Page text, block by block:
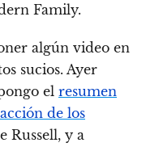
Family.
algún video en
sucios. Ayer
el resumen
de los
Russell, y a